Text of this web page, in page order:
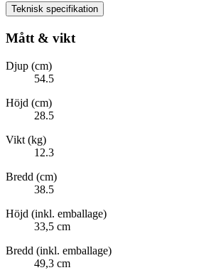
Teknisk specifikation
Mått & vikt
Djup (cm)
54.5
Höjd (cm)
28.5
Vikt (kg)
12.3
Bredd (cm)
38.5
Höjd (inkl. emballage)
33,5 cm
Bredd (inkl. emballage)
49,3 cm